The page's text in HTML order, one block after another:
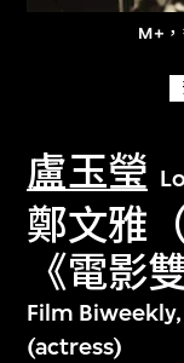
M+
盧玉瑩
鄭文雅
《電影
Film
(actress)
關於M+
探索世界